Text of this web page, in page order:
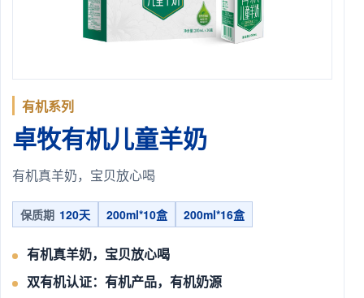
有机系列
卓牧有机儿童羊奶
有机真羊奶，宝贝放心喝
保质期 120天 200ml*10盒 200ml*16盒
有机真羊奶，宝贝放心喝
双有机认证：有机产品，有机奶源